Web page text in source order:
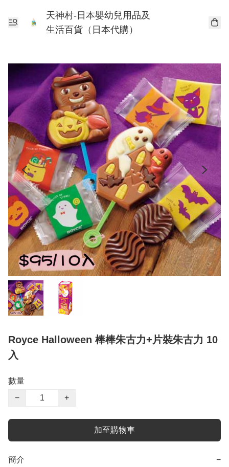
天神村-日本嬰幼兒用品及
生活百貨（日本代購）
Royce Halloween 棒棒朱古力+片裝朱古力 10
入
數量
−
+
加至購物車
簡介 −